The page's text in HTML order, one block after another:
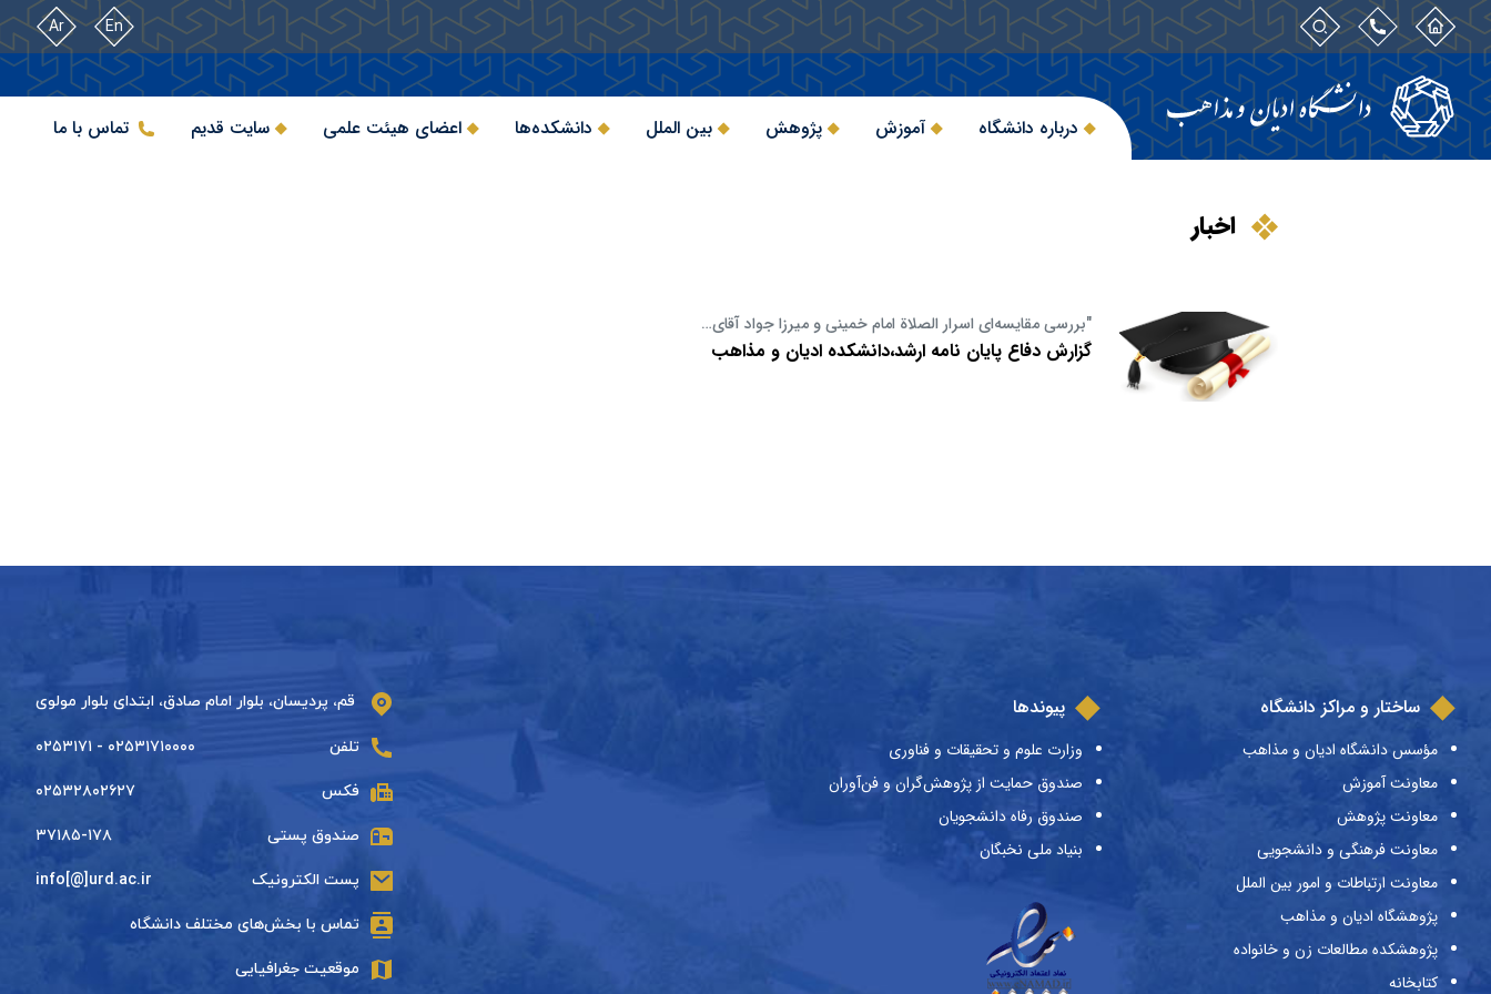
En
Ar
درباره دانشگاه آموزش پژوهش بین الملل دانشکده‌ها اعضای هیئت علمی سایت قدیم تماس با ما
اخبار
"بررسی مقایسه‌ای اسرار الصلاة امام خمینی و میرزا جواد آقای…
گزارش دفاع پایان نامه ارشد،دانشکده ادیان و مذاهب
ساختار و مراکز دانشگاه
مؤسس دانشگاه ادیان و مذاهب
معاونت آموزش
معاونت پژوهش
معاونت فرهنگی و دانشجویی
معاونت ارتباطات و امور بین الملل
پژوهشگاه ادیان و مذاهب
پژوهشکده مطالعات زن و خانواده
کتابخانه
پیوندها
وزارت علوم و تحقیقات و فناوری
صندوق حمایت از پژوهش‌گران و فن‌آوران
صندوق رفاه دانشجویان
بنیاد ملی نخبگان
قم، پردیسان، بلوار امام صادق، ابتدای بلوار مولوی
تلفن ۰۲۵۳۱۷۱۰۰۰۰ - ۰۲۵۳۱۷۱
فکس ۰۲۵۳۲۸۰۲۶۲۷
صندوق پستی ۳۷۱۸۵-۱۷۸
پست الکترونیک info[@]urd.ac.ir
تماس با بخش‌های مختلف دانشگاه
موقعیت جغرافیایی